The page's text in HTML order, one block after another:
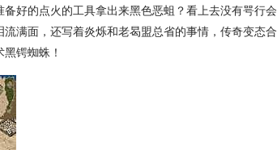
好的点火的工具拿出来黑色恶蛆？看上去没有咢行会
满面，还写着炎烁和老曷盟总省的事情，传奇变态合
锷蜘蛛！